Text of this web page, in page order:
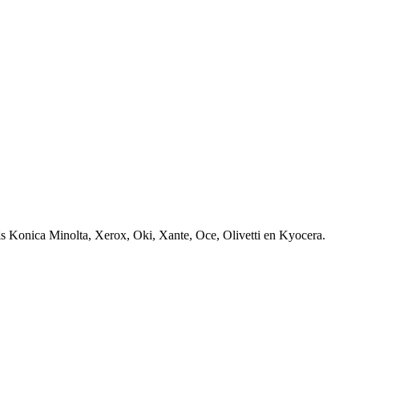
Konica Minolta, Xerox, Oki, Xante, Oce, Olivetti en Kyocera.